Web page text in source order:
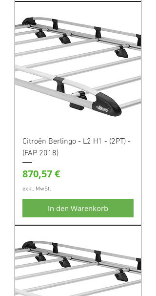
Citroën Berlingo - L2 H1 - (2PT) -
(FAP 2018)
Preis
870,57 €
exkl. MwSt.
In den Warenkorb